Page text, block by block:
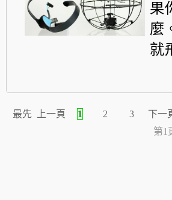
果
麼
就
最先 上一頁 1 2 3 下一
第1